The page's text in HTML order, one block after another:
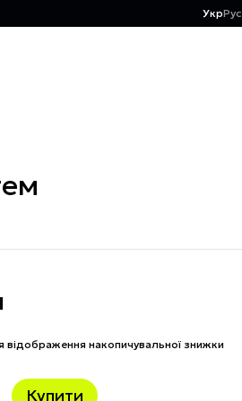
УкрРус
відображення накопичувальної знижки
Купити